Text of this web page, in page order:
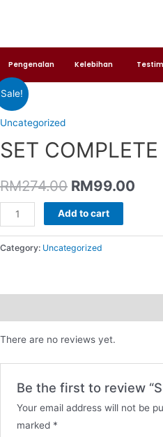
Pengenalan Kelebihan
Sale!
Uncategorized
SET COMPLETE
RM274.00 RM99.00
Add to cart
Category: Uncategorized
There are no reviews yet.
Be the first to review
Your email address will not be
marked *